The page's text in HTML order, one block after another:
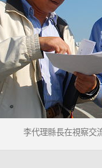
李代理縣長在視察交